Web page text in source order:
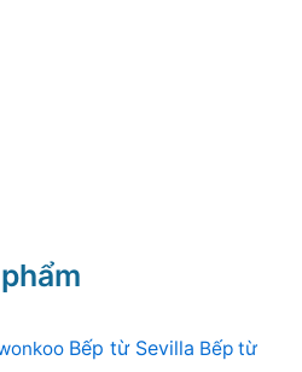
Bếp từ Sevilla Bếp từ